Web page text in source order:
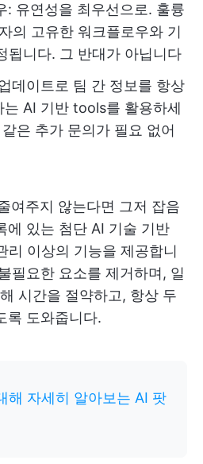
: 유연성을 최우선으로. 훌륭
의 고유한 워크플로우와 기
됩니다. 그 반대가 아닙니다
데이트로 팀 간 정보를 항상
는 AI 기반 tools를 활용하세
은 추가 문의가 필요 없어
여주지 않는다면 그저 잡음
에 있는 첨단 AI 기술 기반
이상의 기능을 제공합니
필요한 요소를 제거하며, 일
시간을 절약하고, 항상 두
록 도와줍니다.
해 자세히 알아보는 AI 팟